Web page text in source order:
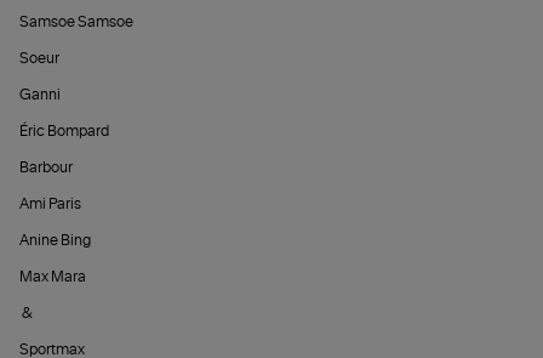
Samsoe Samsoe
Soeur
Ganni
Éric Bompard
Barbour
Ami Paris
Anine Bing
Max Mara
&
Sportmax